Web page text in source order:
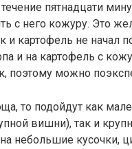
пятнадцати
с него кожуру. Это
и картофель не начал
и на картофель с
поэтому можно
то подойдут как
вишни), так и
небольшие кусочки,